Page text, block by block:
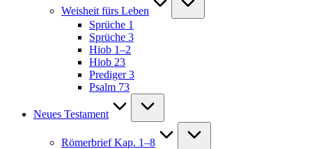
Weisheit fürs Leben
Sprüche 1
Sprüche 3
Hiob 1–2
Hiob 23
Prediger 3
Psalm 73
Neues Testament
Römerbrief Kap. 1–8